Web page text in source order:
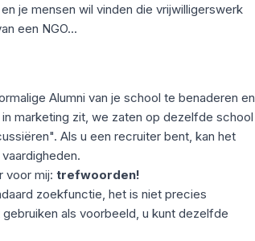
je mensen wil vinden die vrijwilligerswerk
een NGO...
Alumni van je school te benaderen en
marketing zit, we zaten op dezelfde school
Als u een recruiter bent, kan het
voor mij: trefwoorden!
zoekfunctie, het is niet precies
gebruiken als voorbeeld, u kunt dezelfde